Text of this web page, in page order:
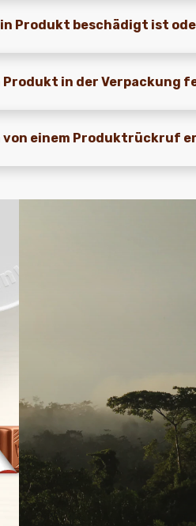
Produkt beschädigt ist
Produkt in der Verpackung
von einem Produktrückruf